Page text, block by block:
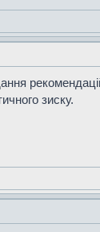
зиску.